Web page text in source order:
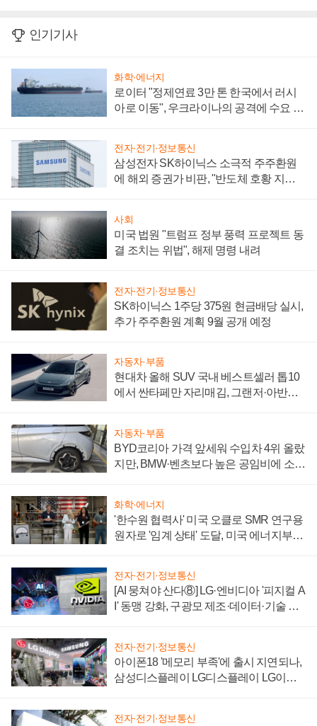
인기기사
화학·에너지
로이터 "정제연료 3만 톤 한국에서 러시
아로 이동", 우크라이나의 공격에 수요 늘
전자·전기·정보통신
삼성전자 SK하이닉스 소극적 주주환원
에 해외 증권가 비판, "반도체 호황 지속
사회
미국 법원 "트럼프 정부 풍력 프로젝트 동
결 조치는 위법", 해제 명령 내려
전자·전기·정보통신
SK하이닉스 1주당 375원 현금배당 실시,
추가 주주환원 계획 9월 공개 예정
자동차·부품
현대차 올해 SUV 국내 베스트셀러 톱10
에서 싼타페만 자리매김, 그랜저·아반떼
자동차·부품
BYD코리아 가격 앞세워 수입차 4위 올랐
지만, BMW·벤츠보다 높은 공임비에 소비
화학·에너지
'한수원 협력사' 미국 오클로 SMR 연구용
원자로 '임계 상태' 도달, 미국 에너지부
전자·전기·정보통신
[AI 뭉쳐야 산다⑧] LG·엔비디아 '피지컬 A
I' 동맹 강화, 구광모 제조·데이터·기술 결
전자·전기·정보통신
아이폰18 '메모리 부족'에 출시 지연되나,
삼성디스플레이 LG디스플레이 LG이노
전자·전기·정보통신